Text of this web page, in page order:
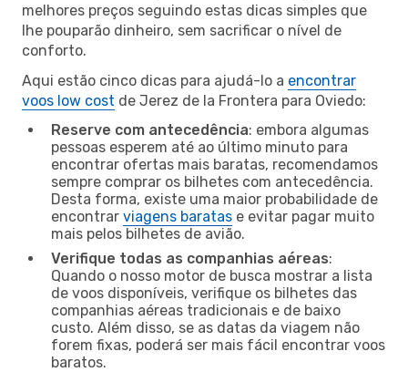
melhores preços seguindo estas dicas simples que
lhe pouparão dinheiro, sem sacrificar o nível de
conforto.
Aqui estão cinco dicas para ajudá-lo a encontrar
voos low cost de Jerez de la Frontera para Oviedo:
Reserve com antecedência: embora algumas
pessoas esperem até ao último minuto para
encontrar ofertas mais baratas, recomendamos
sempre comprar os bilhetes com antecedência.
Desta forma, existe uma maior probabilidade de
encontrar viagens baratas e evitar pagar muito
mais pelos bilhetes de avião.
Verifique todas as companhias aéreas:
Quando o nosso motor de busca mostrar a lista
de voos disponíveis, verifique os bilhetes das
companhias aéreas tradicionais e de baixo
custo. Além disso, se as datas da viagem não
forem fixas, poderá ser mais fácil encontrar voos
baratos.